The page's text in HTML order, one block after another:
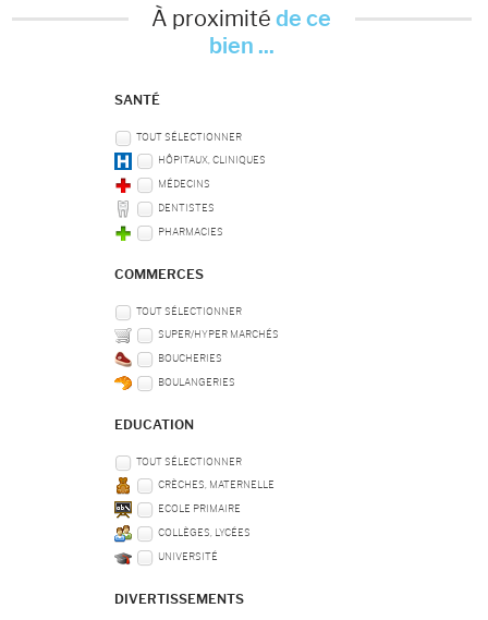
À proximitéde ce
bien ...
SANTÉ
TOUT SÉLECTIONNER
HÔPITAUX, CLINIQUES
MÉDECINS
DENTISTES
PHARMACIES
COMMERCES
TOUT SÉLECTIONNER
SUPER/HYPER MARCHÉS
BOUCHERIES
BOULANGERIES
EDUCATION
TOUT SÉLECTIONNER
CRÈCHES, MATERNELLE
ECOLE PRIMAIRE
COLLÈGES, LYCÉES
UNIVERSITÉ
DIVERTISSEMENTS